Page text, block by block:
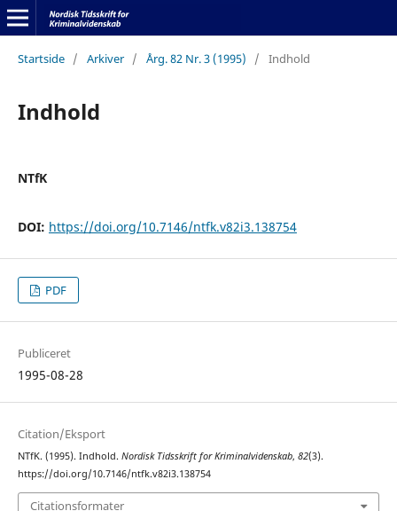
Startside / Arkiver / Årg. 82 Nr. 3 (1995) / Indhold
Indhold
NTfK
DOI: https://doi.org/10.7146/ntfk.v82i3.138754
PDF
Publiceret
1995-08-28
Citation/Eksport
NTfK. (1995). Indhold. Nordisk Tidsskrift for Kriminalvidenskab, 82(3).
https://doi.org/10.7146/ntfk.v82i3.138754
Citationsformater